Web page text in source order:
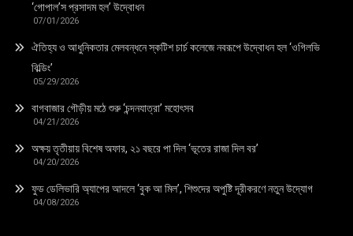
‘গোপাল’স প্রসাদম হল’ উদ্বোধন
07/01/2026
ঐতিহ্য ও আধুনিকতার মেলবন্ধনে স্কটিশ চার্চ কলেজে নবরূপে উদ্বোধন হল ‘ওগিলভি
বিল্ডিং’
05/29/2026
বাগবাজার গৌড়ীয় মঠে শুরু ‘চন্দনযাত্রা’ মহোৎসব
04/21/2026
অক্ষয় তৃতীয়ায় বিশেষ অফার, ২১ বছরে পা দিল ‘ভূতের রাজা দিল বর’
04/20/2026
ফুড ডেলিভারি অ্যাপের আদলে ‘বুক আ মিল’, শিশুদের অপুষ্টি দূরীকরণে নতুন উদ্যোগ
04/08/2026